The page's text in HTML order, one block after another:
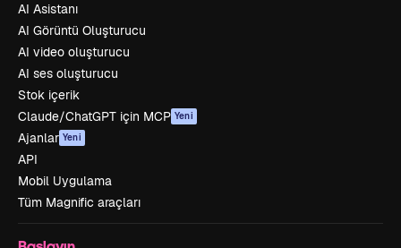
AI Asistanı
AI Görüntü Oluşturucu
AI video oluşturucu
AI ses oluşturucu
Stok içerik
Claude/ChatGPT için MCP Yeni
Ajanlar Yeni
API
Mobil Uygulama
Tüm Magnific araçları